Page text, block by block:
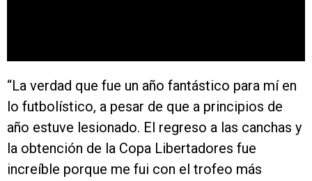
“La verdad que fue un año fantástico para mí en
lo futbolístico, a pesar de que a principios de
año estuve lesionado. El regreso a las canchas y
la obtención de la Copa Libertadores fue
increíble porque me fui con el trofeo más